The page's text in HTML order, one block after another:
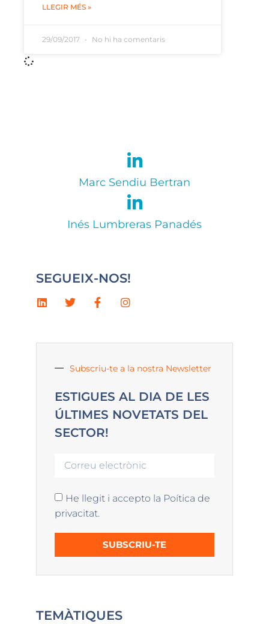
LLEGIR MÉS »
29/09/2017 No hi ha comentaris
Marc Sendiu Bertran
Inés Lumbreras Panadés
SEGUEIX-NOS!
Subscriu-te a la nostra Newsletter
ESTIGUES AL DIA DE LES
ÚLTIMES NOVETATS DEL
SECTOR!
He llegit i accepto la Poítica de
privacitat.
SUBSCRIU-TE
TEMÀTIQUES